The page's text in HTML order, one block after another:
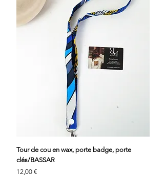
Tour de cou en wax, porte badge, porte
clés/BASSAR
Prix
12,00 €